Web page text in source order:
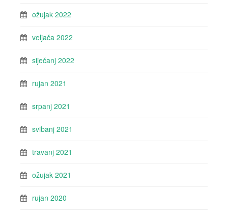
ožujak 2022
veljača 2022
siječanj 2022
rujan 2021
srpanj 2021
svibanj 2021
travanj 2021
ožujak 2021
rujan 2020